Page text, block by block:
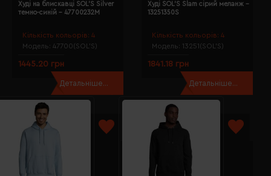
Кількість кольорів: 4
Модель: 47700(SOL’S)
Худі на блискавці SOL'S Silver
темно-синій - 47700232M
1445.20 грн
Детальніше...
Кількість кольорів: 4
Модель: 13251(SOL’S)
Худі SOL'S Slam сірий меланж -
13251350S
1841.18 грн
Детальніше...